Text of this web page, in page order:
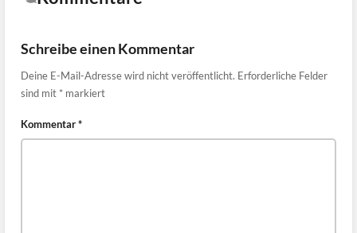
Schreibe einen Kommentar
Deine E-Mail-Adresse wird nicht veröffentlicht. Erforderliche Felder
sind mit * markiert
Kommentar*